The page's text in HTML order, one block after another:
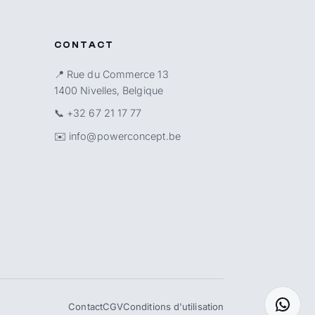
CONTACT
📍 Rue du Commerce 13
1400 Nivelles, Belgique
📞 +32 67 21 17 77
✉️ info@powerconcept.be
ContactCGVConditions d'utilisation